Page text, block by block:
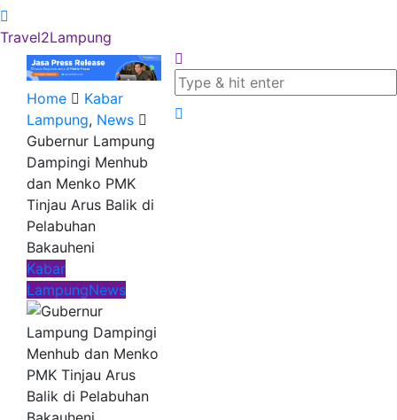
Travel2Lampung
Home
Kabar
Lampung, News
Gubernur Lampung
Dampingi Menhub
dan Menko PMK
Tinjau Arus Balik di
Pelabuhan
Bakauheni
Kabar
LampungNews